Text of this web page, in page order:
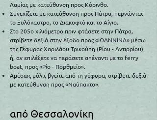
Λαμίας με κατεύθυνση προς Κόρινθο.​
Συνεχίζετε με κατεύθυνση προς Πάτρα, περνώντας
το Ξυλόκαστρο, το Διακοφτό και το Αίγιο.
Στο 205ο χιλιόμετρο πριν φτάσετε στην Πάτρα,
στρίβετε δεξιά στην έξοδο προς «ΙΩΑΝΝΙΝΑ» μέσω
της Γέφυρας Χαριλάου Τρικούπη (Ρίου - Αντιρρίου)
ή, αν επιλέξετε να περάσετε απέναντι με το ferry
boat, προς «Ρίο - Πορθμείο».
Αμέσως μόλις βγείτε από τη γέφυρα, στρίβετε δεξιά
με κατεύθυνση προς «Ναύπακτο».
από Θεσσαλονίκη​